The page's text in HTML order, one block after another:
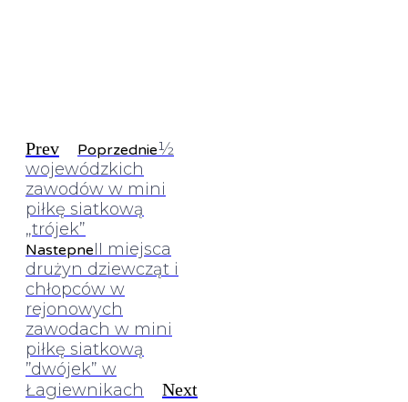
Prev Poprzednie½
wojewódzkich
zawodów w mini
piłkę siatkową
„trójek”
NastepneII miejsca
drużyn dziewcząt i
chłopców w
rejonowych
zawodach w mini
piłkę siatkową
”dwójek” w
Łagiewnikach
Next